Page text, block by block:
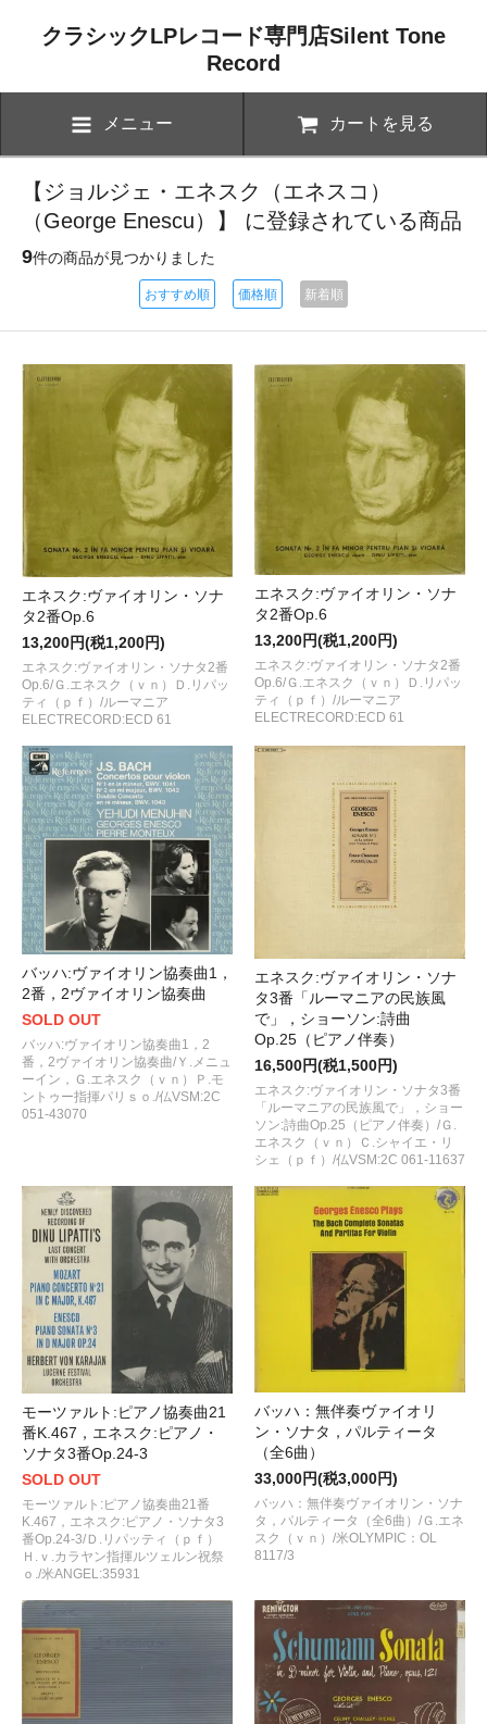
クラシックLPレコード専門店Silent Tone
Record
メニュー カートを見る
【ジョルジェ・エネスク（エネスコ）
（George Enescu）】 に登録されている商品
9件の商品が見つかりました
おすすめ順 価格順 新着順
エネスク:ヴァイオリン・ソナ
タ2番Op.6
13,200円(税1,200円)
エネスク:ヴァイオリン・ソナタ2番
Op.6/Ｇ.エネスク（ｖｎ）Ｄ.リパッ
ティ（ｐｆ）/ルーマニア
ELECTRECORD:ECD 61
エネスク:ヴァイオリン・ソナ
タ2番Op.6
13,200円(税1,200円)
エネスク:ヴァイオリン・ソナタ2番
Op.6/Ｇ.エネスク（ｖｎ）Ｄ.リパッ
ティ（ｐｆ）/ルーマニア
ELECTRECORD:ECD 61
バッハ:ヴァイオリン協奏曲1，
2番，2ヴァイオリン協奏曲
SOLD OUT
バッハ:ヴァイオリン協奏曲1，2
番，2ヴァイオリン協奏曲/Ｙ.メニュ
ーイン，Ｇ.エネスク（ｖｎ）Ｐ.モ
ントゥー指揮パリｓｏ./仏VSM:2C
051-43070
エネスク:ヴァイオリン・ソナ
タ3番「ルーマニアの民族風
で」，ショーソン:詩曲
Op.25（ピアノ伴奏）
16,500円(税1,500円)
エネスク:ヴァイオリン・ソナタ3番
「ルーマニアの民族風で」，ショー
ソン:詩曲Op.25（ピアノ伴奏）/Ｇ.
エネスク（ｖｎ）Ｃ.シャイエ・リ
シェ（ｐｆ）/仏VSM:2C 061-11637
モーツァルト:ピアノ協奏曲21
番K.467，エネスク:ピアノ・
ソナタ3番Op.24-3
SOLD OUT
モーツァルト:ピアノ協奏曲21番
K.467，エネスク:ピアノ・ソナタ3
番Op.24-3/Ｄ.リパッティ（ｐｆ）
Ｈ.ｖ.カラヤン指揮ルツェルン祝祭
ｏ./米ANGEL:35931
バッハ：無伴奏ヴァイオリ
ン・ソナタ，パルティータ
（全6曲）
33,000円(税3,000円)
バッハ：無伴奏ヴァイオリン・ソナ
タ，パルティータ（全6曲）/Ｇ.エネ
スク（ｖｎ）/米OLYMPIC：OL
8117/3